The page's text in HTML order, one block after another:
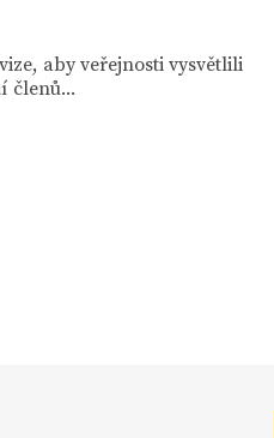
aby veřejnosti vysvětlili
členů...